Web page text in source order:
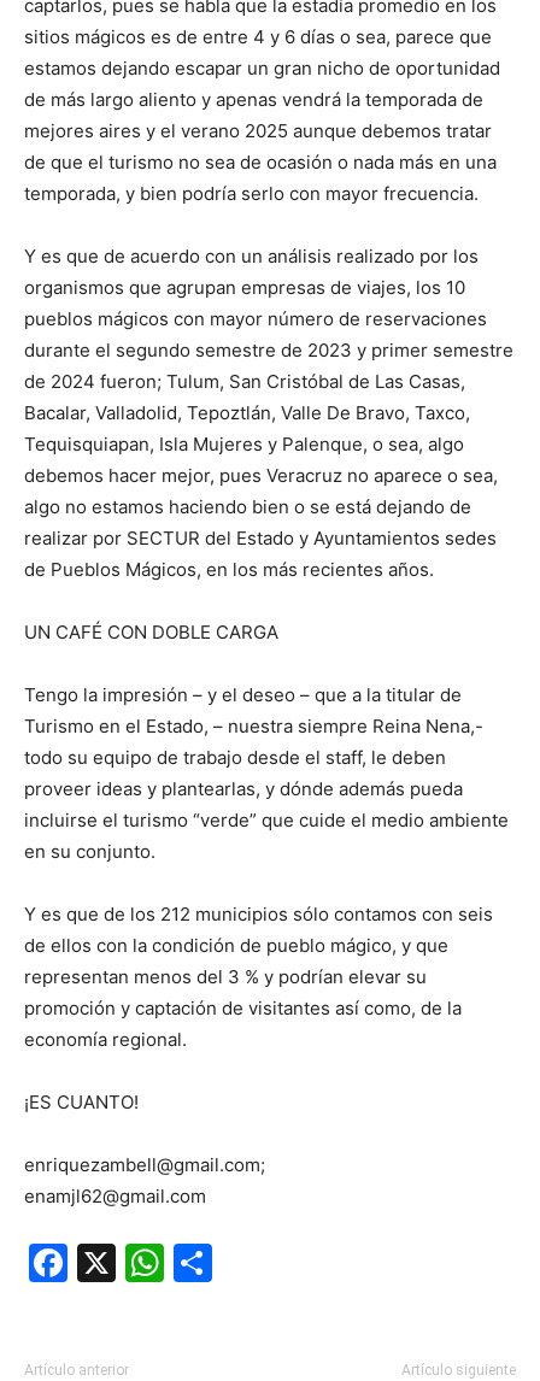
captarlos, pues se habla que la estadía promedio en los
sitios mágicos es de entre 4 y 6 días o sea, parece que
estamos dejando escapar un gran nicho de oportunidad
de más largo aliento y apenas vendrá la temporada de
mejores aires y el verano 2025 aunque debemos tratar
de que el turismo no sea de ocasión o nada más en una
temporada, y bien podría serlo con mayor frecuencia.
Y es que de acuerdo con un análisis realizado por los
organismos que agrupan empresas de viajes, los 10
pueblos mágicos con mayor número de reservaciones
durante el segundo semestre de 2023 y primer semestre
de 2024 fueron; Tulum, San Cristóbal de Las Casas,
Bacalar, Valladolid, Tepoztlán, Valle De Bravo, Taxco,
Tequisquiapan, Isla Mujeres y Palenque, o sea, algo
debemos hacer mejor, pues Veracruz no aparece o sea,
algo no estamos haciendo bien o se está dejando de
realizar por SECTUR del Estado y Ayuntamientos sedes
de Pueblos Mágicos, en los más recientes años.
UN CAFÉ CON DOBLE CARGA
Tengo la impresión – y el deseo – que a la titular de
Turismo en el Estado, – nuestra siempre Reina Nena,-
todo su equipo de trabajo desde el staff, le deben
proveer ideas y plantearlas, y dónde además pueda
incluirse el turismo “verde” que cuide el medio ambiente
en su conjunto.
Y es que de los 212 municipios sólo contamos con seis
de ellos con la condición de pueblo mágico, y que
representan menos del 3 % y podrían elevar su
promoción y captación de visitantes así como, de la
economía regional.
¡ES CUANTO!
enriquezambell@gmail.com;
enamjl62@gmail.com
Facebook
X WhatsApp
Artículo anterior Artículo siguiente